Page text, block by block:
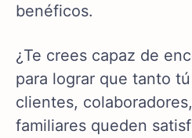
benéficos.
¿Te crees capaz de
para lograr que tanto
clientes,
familiares queden